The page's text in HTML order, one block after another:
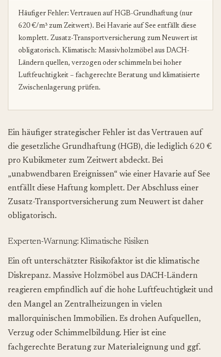
Häufiger Fehler: Vertrauen auf HGB-Grundhaftung (nur
620 €/m³ zum Zeitwert). Bei Havarie auf See entfällt diese
komplett. Zusatz-Transportversicherung zum Neuwert ist
obligatorisch. Klimatisch: Massivholzmöbel aus DACH-
Ländern quellen, verzogen oder schimmeln bei hoher
Luftfeuchtigkeit – fachgerechte Beratung und klimatisierte
Zwischenlagerung prüfen.
Ein häufiger strategischer Fehler ist das Vertrauen auf
die gesetzliche Grundhaftung (HGB), die lediglich 620 €
pro Kubikmeter zum Zeitwert abdeckt. Bei
„unabwendbaren Ereignissen“ wie einer Havarie auf See
entfällt diese Haftung komplett. Der Abschluss einer
Zusatz-Transportversicherung zum Neuwert ist daher
obligatorisch.
Experten-Warnung: Klimatische Risiken
Ein oft unterschätzter Risikofaktor ist die klimatische
Diskrepanz. Massive Holzmöbel aus DACH-Ländern
reagieren empfindlich auf die hohe Luftfeuchtigkeit und
den Mangel an Zentralheizungen in vielen
mallorquinischen Immobilien. Es drohen Aufquellen,
Verzug oder Schimmelbildung. Hier ist eine
fachgerechte Beratung zur Materialeignung und ggf.